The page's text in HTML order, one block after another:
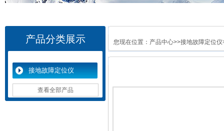
产品分类展示
接地故障定位仪
查看全部产品
您现在位置： 产品中心>>接地故障定位仪